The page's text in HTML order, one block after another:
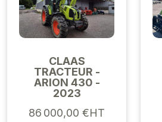
CLAAS
TRACTEUR -
ARION 430 -
2023
86 000,00 €HT